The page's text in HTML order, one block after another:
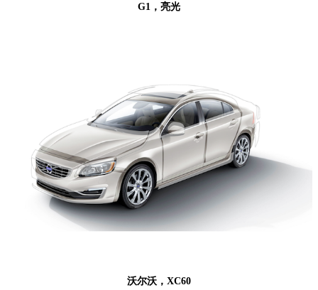
G1，亮光
沃尔沃，XC60